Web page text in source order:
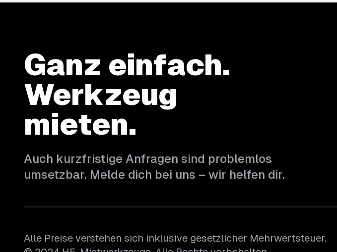
Ganz einfach.
Werkzeug
mieten.
Auch kurzfristige Anfragen sind problemlos
umsetzbar. Melde dich bei uns – wir helfen dir.
Alle Preise verstehen sich inklusive gesetzlicher Mehrwertsteuer.